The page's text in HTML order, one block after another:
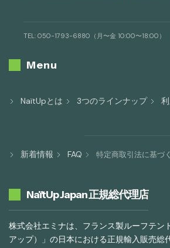
TEL: 050-1793-6880（月〜金 10:00〜18:00）
Menu
NaïtUpとは 3つのラインナップ
新着情報 FAQ 特定商取引法に基づ
NaïtUp Japan 正規総代理店
株式会社エミナは、フランス製ルーフテン
アップ）」の日本における正規輸入販売総